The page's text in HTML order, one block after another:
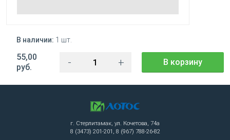
В наличии: 1 шт.
55,00
руб.
- + В корзину
г. Стерлитамак, ул. Кочетова, 74а
8 (3473) 201-201, 8 (967) 788-26-82